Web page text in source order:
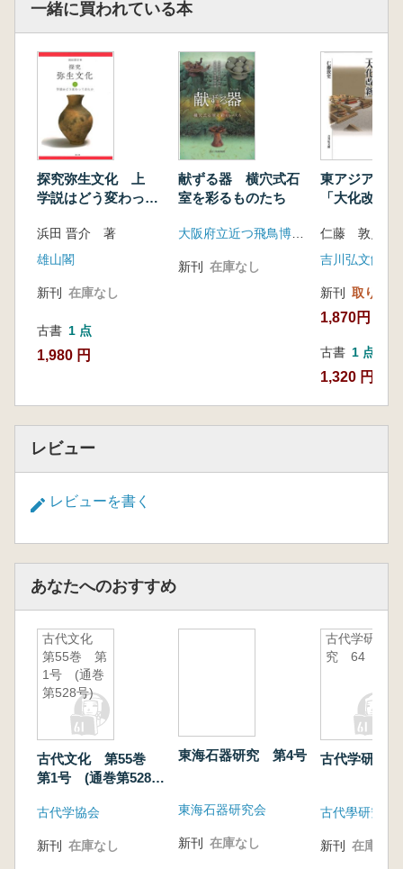
一緒に買われている本
探究弥生文化 上
学説はどう変わって
浜田 晋介 著
雄山閣
新刊 在庫なし
古書 1 点
1,980 円
献ずる器 横穴式石
室を彩るものたち
新刊 在庫なし
東アジアか
「大化改新」
仁藤 敦史 著
吉川弘文館
新刊 取り寄せ
1,870円
古書 1 点
1,320 円
レビュー
レビューを書く
あなたへのおすすめ
古代文化
第55巻 第
1号 (通巻
第528号)
古代文化 第55巻
第1号 (通巻第528
古代学協会
新刊 在庫なし
東海石器研究 第4号
東海石器研究会
新刊 在庫なし
古代学研
究 64
古代学研究
古代學研究會
新刊 在庫なし